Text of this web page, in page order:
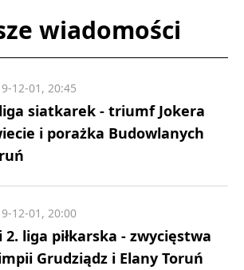
wiadomości
siatkarek - triumf Jokera
i porażka Budowlanych
12-01, 20:45
2. liga piłkarska - zwycięstwa
Grudziądz i Elany Toruń
12-01, 20:00